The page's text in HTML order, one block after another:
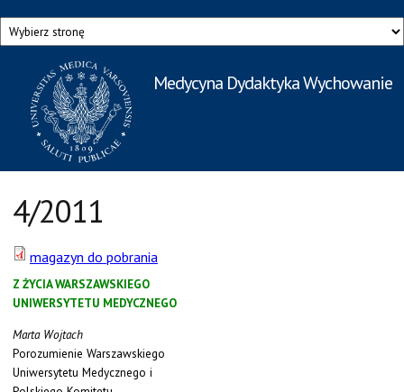
Przejdź do treści
Medycyna Dydaktyka Wychowanie
Rzecznik Prasowy
Warszawskiego Uniwersytetu Medycznego
4/2011
magazyn do pobrania
Z ŻYCIA WARSZAWSKIEGO
UNIWERSYTETU MEDYCZNEGO
Marta Wojtach
Porozumienie Warszawskiego
Uniwersytetu Medycznego i